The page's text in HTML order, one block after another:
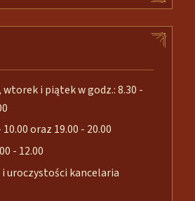
i piątek w godz.: 8.30 -
oraz 19.00 - 20.00
- 12.00
uroczystości kancelaria